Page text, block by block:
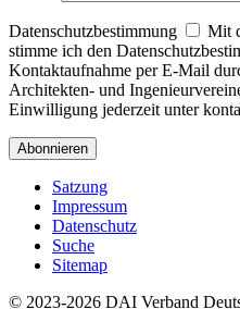
Datenschutzbestimmung
Mit
stimme ich den
Kontaktaufnahme per E-Mail
Architekten- und
Einwilligung jederzeit unter
Satzung
Impressum
Datenschutz
Suche
Sitemap
© 2023-2026 DAI Verband